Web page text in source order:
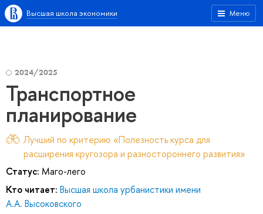
Меню
Высшая школа экономики
2024/2025
Транспортное
планирование
Лучший по критерию «Полезность курса для
расширения кругозора и разностороннего развития»
Статус: Маго-лего
Кто читает: Высшая школа урбанистики имени
А.А. Высоковского